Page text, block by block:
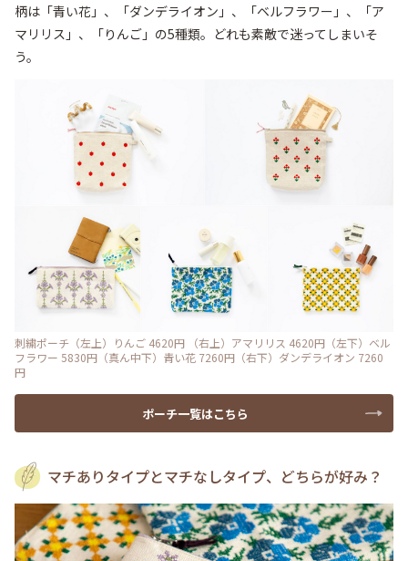
柄は「青い花」、「ダンデライオン」、「ベルフラワー」、「ア
マリリス」、「りんご」の5種類。どれも素敵で迷ってしまいそ
刺繍ポーチ（左上）りんご 4620円 （右上）アマリリス 4620円（左下）ベル
フラワー 5830円（真ん中下）青い花 7260円（右下）ダンデライオン 7260
円
ポーチ一覧はこちら
マチありタイプとマチなしタイプ、どちらが好み？